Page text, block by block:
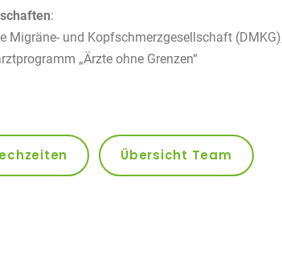
:
Migräne- und Kopfschmerzgesellschaft
„Ärzte ohne Grenzen“
Übersicht Team